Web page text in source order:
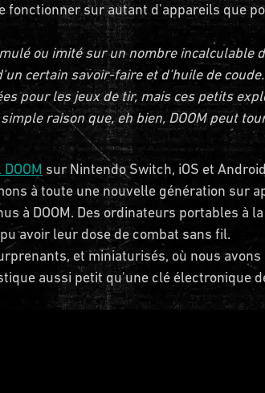
fonctionner sur autant d'appareils que
ou imité sur un nombre incalculable
certain savoir-faire et d'huile de
pour les jeux de tir, mais ces petits
raison que, eh bien, DOOM peut
sur Nintendo Switch, iOS et
à toute une nouvelle génération sur
à DOOM. Des ordinateurs portables à
avoir leur dose de combat sans fil.
et miniaturisés, où nous avons
aussi petit qu'une clé électronique